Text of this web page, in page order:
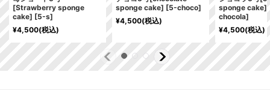
[Strawberry sponge
cake] [5-s]
¥4,500(税込)
sponge cake] [5-choco]
¥4,500(税込)
sponge cake]
chocola]
¥4,500(税込)